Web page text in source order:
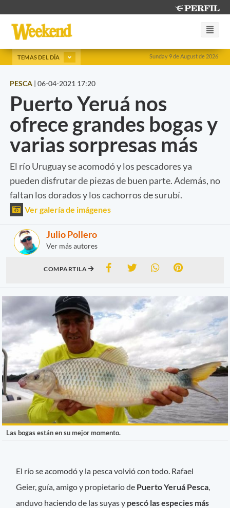
Sunday 9 de August de 2026
TEMAS DEL DÍA
PESCA | 06-04-2021 17:20
Puerto Yeruá nos
ofrece grandes bogas y
varias sorpresas más
El río Uruguay se acomodó y los pescadores ya
pueden disfrutar de piezas de buen parte. Además, no
faltan los dorados y los cachorros de surubí.
Ver galería de imágenes
Julio Pollero
Ver más autores
COMPARTILA
Las bogas están en su mejor momento.
El río se acomodó y la pesca volvió con todo. Rafael
Geier, guía, amigo y propietario de Puerto Yeruá Pesca
anduvo haciendo de las suyas y pescó las especies más